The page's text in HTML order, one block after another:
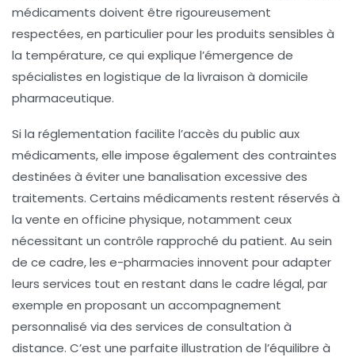
médicaments doivent être rigoureusement
respectées, en particulier pour les produits sensibles à
la température, ce qui explique l’émergence de
spécialistes en logistique de la livraison à domicile
pharmaceutique.
Si la réglementation facilite l’accès du public aux
médicaments, elle impose également des contraintes
destinées à éviter une banalisation excessive des
traitements. Certains médicaments restent réservés à
la vente en officine physique, notamment ceux
nécessitant un contrôle rapproché du patient. Au sein
de ce cadre, les e-pharmacies innovent pour adapter
leurs services tout en restant dans le cadre légal, par
exemple en proposant un accompagnement
personnalisé via des services de consultation à
distance. C’est une parfaite illustration de l’équilibre à